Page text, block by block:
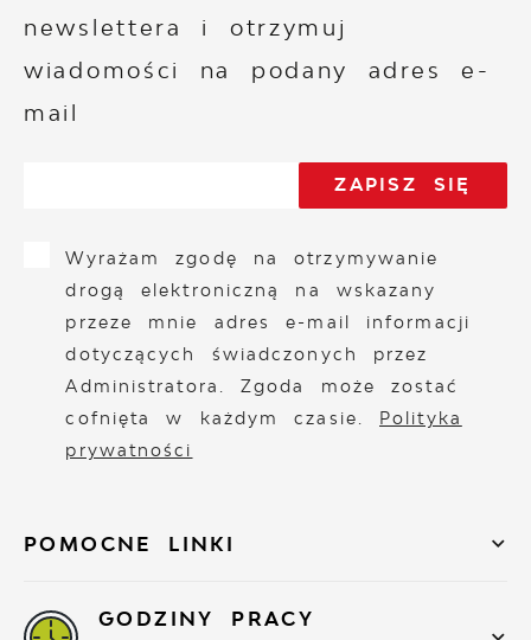
POMOCNE LINKI
newslettera i otrzymuj
wiadomości na podany adres e-
mail
Wyrażam zgodę na otrzymywanie
drogą elektroniczną na wskazany
przeze mnie adres e-mail informacji
dotyczących świadczonych przez
Administratora. Zgoda może zostać
cofnięta w każdym czasie. Polityka
prywatności
GODZINY PRACY